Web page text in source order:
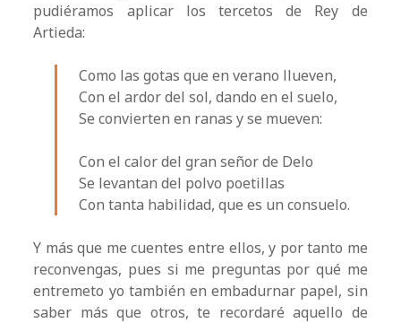
pudiéramos aplicar los tercetos de Rey de
Artieda:
Como las gotas que en verano llueven,
Con el ardor del sol, dando en el suelo,
Se convierten en ranas y se mueven:
Con el calor del gran señor de Delo
Se levantan del polvo poetillas
Con tanta habilidad, que es un consuelo.
Y más que me cuentes entre ellos, y por tanto me
reconvengas, pues si me preguntas por qué me
entremeto yo también en embadurnar papel, sin
saber más que otros, te recordaré aquello de